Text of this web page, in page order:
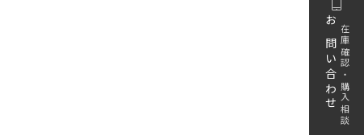
お問い合わせ在庫確認・購入相談